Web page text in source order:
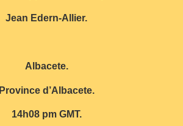
Jean Edern-Allier.
Albacete.
Province d’Albacete.
14h08 pm GMT.